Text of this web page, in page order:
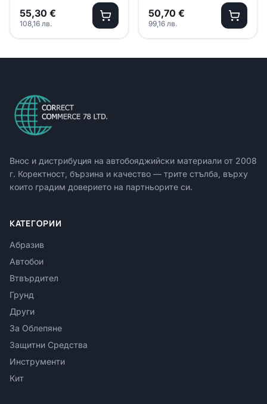
55,30 €
108,16 лв.
50,70 €
99,16 лв.
Внос и дистрибуция на автобояджийски материали от 2008
г. Коректност, бързина и качество — трите стълба, върху
които градим доверието на партньорите си.
КАТЕГОРИИ
Абразив
Автобои
Втвърдител
Грунд
Други
За Облепяне
Защитни Средства
Инструменти
Кит